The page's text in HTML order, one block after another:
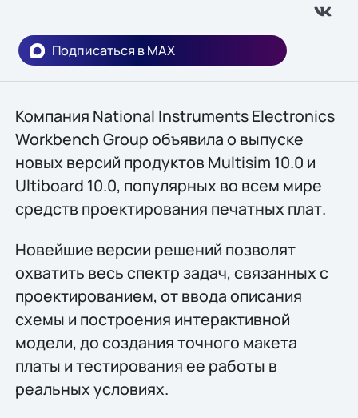
Подписаться в MAX
Компания National Instruments Electronics
Workbench Group объявила о выпуске
новых версий продуктов Multisim 10.0 и
Ultiboard 10.0, популярных во всем мире
средств проектирования печатных плат.
Новейшие версии решений позволят
охватить весь спектр задач, связанных с
проектированием, от ввода описания
схемы и построения интерактивной
модели, до создания точного макета
платы и тестирования ее работы в
реальных условиях.